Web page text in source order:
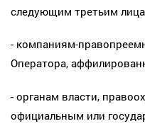
следующим третьим
- компаниям-
Оператора,
- органам власти,
официальным или